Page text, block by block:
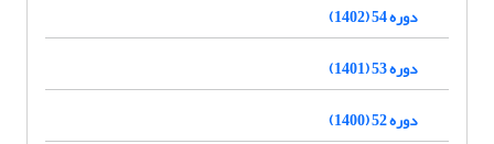
دوره 54 (1402)
دوره 53 (1401)
دوره 52 (1400)